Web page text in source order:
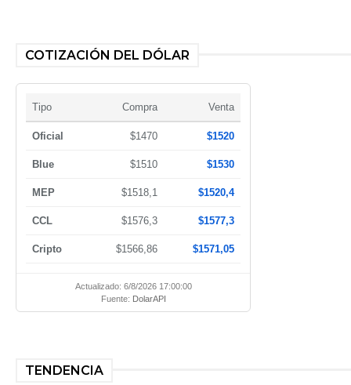
COTIZACIÓN DEL DÓLAR
Tipo Compra Venta
Oficial $1470 $1520
Blue $1510 $1530
MEP $1518,1 $1520,4
CCL $1576,3 $1577,3
Cripto $1566,86 $1571,05
Actualizado: 6/8/2026 17:00:00
Fuente: DolarAPI
TENDENCIA